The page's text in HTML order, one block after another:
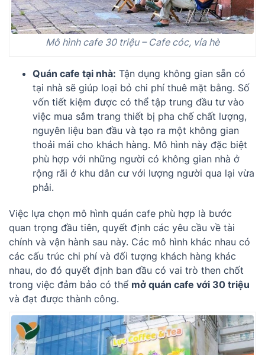
Mô hình cafe 30 triệu – Cafe cóc, vỉa hè
Quán cafe tại nhà: Tận dụng không gian sẵn có
tại nhà sẽ giúp loại bỏ chi phí thuê mặt bằng. Số
vốn tiết kiệm được có thể tập trung đầu tư vào
việc mua sắm trang thiết bị pha chế chất lượng,
nguyên liệu ban đầu và tạo ra một không gian
thoải mái cho khách hàng. Mô hình này đặc biệt
phù hợp với những người có không gian nhà ở
rộng rãi ở khu dân cư với lượng người qua lại vừa
phải.
Việc lựa chọn mô hình quán cafe phù hợp là bước
quan trọng đầu tiên, quyết định các yêu cầu về tài
chính và vận hành sau này. Các mô hình khác nhau có
các cấu trúc chi phí và đối tượng khách hàng khác
nhau, do đó quyết định ban đầu có vai trò then chốt
trong việc đảm bảo có thể mở quán cafe với 30 triệu
và đạt được thành công.